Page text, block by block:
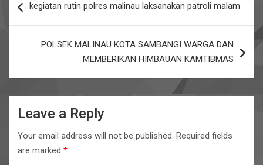
o
o
k
A
p
p
navigation
kegiatan rutin polres malinau laksanakan patroli malam
POLSEK MALINAU KOTA SAMBANGI WARGA DAN
MEMBERIKAN HIMBAUAN KAMTIBMAS
Leave a Reply
Your email address will not be published. Required fields
are marked *